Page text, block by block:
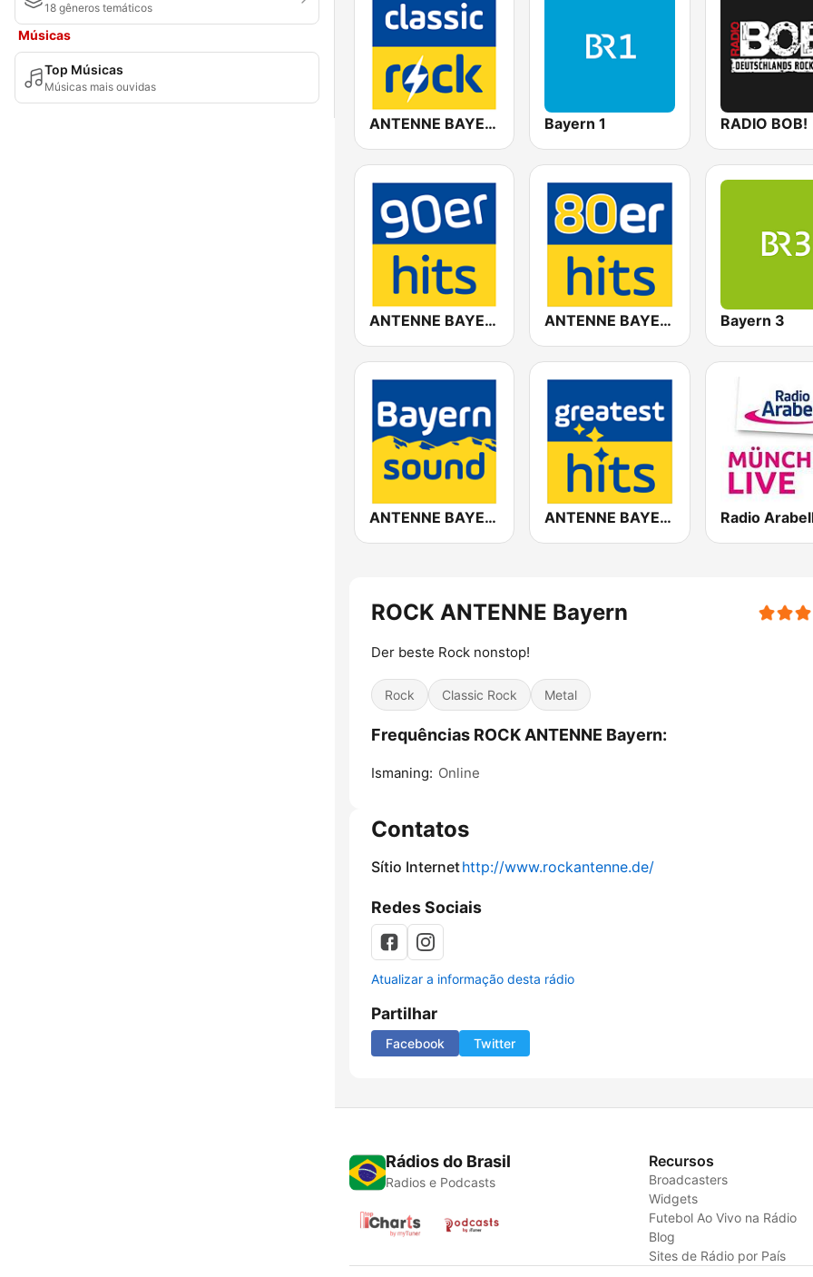
18 gêneros temáticos
Músicas
Top Músicas
Músicas mais ouvidas
ANTENNE BAYERN Classic Rock Bayern 1 RADIO BOB!
ANTENNE BAYERN 90er Hits ANTENNE BAYERN 80er Hits Bayern 3
ANTENNE BAYERN Bayern Sound ANTENNE BAYERN Greatest Hits! Radio
ROCK ANTENNE Bayern
Der beste Rock nonstop!
Rock Classic Rock Metal
Frequências ROCK ANTENNE Bayern:
Ismaning: Online
Contatos
Sítio Internethttp://www.rockantenne.de/
Redes Sociais
Atualizar a informação desta rádio
Partilhar
Facebook Twitter
Rádios do Brasil
Radios e Podcasts
Recursos
Broadcasters
Widgets
Futebol Ao Vivo na Rádio
Blog
Sites de Rádio por País